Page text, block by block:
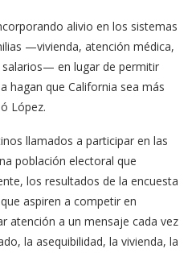
alivio en los sistemas
—vivienda, atención médica,
en lugar de permitir
hagan que California sea más
López.
llamados a participar en las
población electoral que
los resultados de la encuesta
aspiren a competir en
atención a un mensaje cada vez
la asequibilidad, la vivienda, la